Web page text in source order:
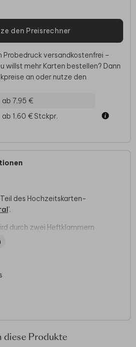
den Preisrechner
Probedruck versandkostenfrei –
willst mehr Karten bestellen? Dann
an oder nutze den
ab 7,95 €
ab 1,60 €Stckpr.
des Hochzeitskarten-
'.
durch zwei Heftklammern
und kann sowohl auf
Papier mit glattem, leicht
(Seidenglanz 170g/m²)
seitigen Heft wählen.
diese Produkte